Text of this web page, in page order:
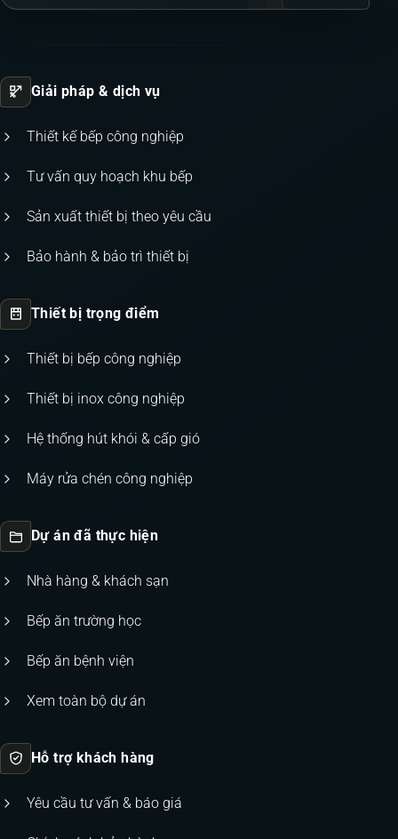
Giải pháp & dịch vụ
Thiết kế bếp công nghiệp
Tư vấn quy hoạch khu bếp
Sản xuất thiết bị theo yêu cầu
Bảo hành & bảo trì thiết bị
Thiết bị trọng điểm
Thiết bị bếp công nghiệp
Thiết bị inox công nghiệp
Hệ thống hút khói & cấp gió
Máy rửa chén công nghiệp
Dự án đã thực hiện
Nhà hàng & khách sạn
Bếp ăn trường học
Bếp ăn bệnh viện
Xem toàn bộ dự án
Hỗ trợ khách hàng
Yêu cầu tư vấn & báo giá